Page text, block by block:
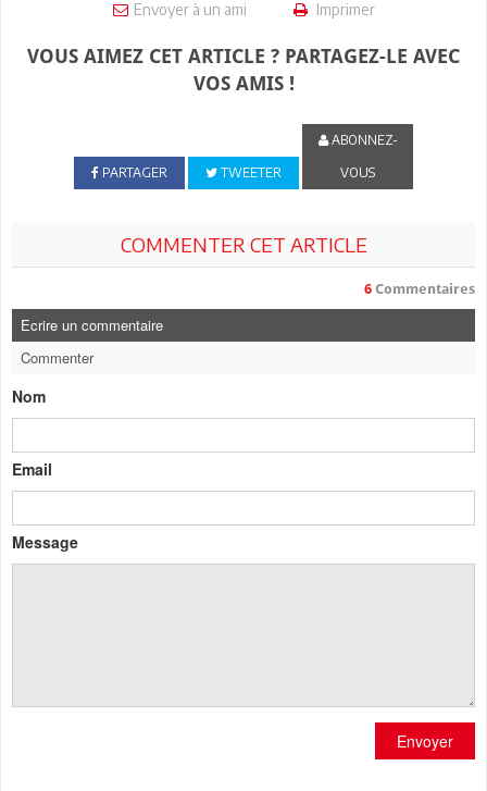
Envoyer à un ami Imprimer
VOUS AIMEZ CET ARTICLE ? PARTAGEZ-LE AVEC
VOS AMIS !
PARTAGER TWEETER
ABONNEZ-
VOUS
COMMENTER CET ARTICLE
6 Commentaires
Ecrire un commentaire
Commenter
Nom
Email
Message
Envoyer